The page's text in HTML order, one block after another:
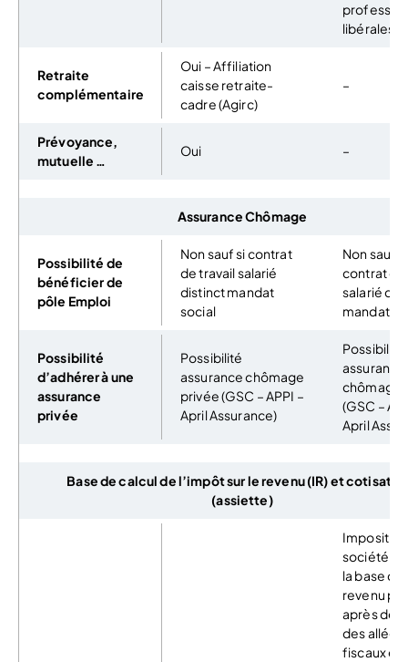
libérales
Retraite
complémentaire
Oui – Affiliation
caisse retraite-
cadre (Agirc)
–
Prévoyance,
mutuelle …
Oui –
Assurance Chômage
Possibilité de
bénéficier de
pôle Emploi
Non sauf si contrat
de travail salarié
distinct mandat
social
Non sauf si
contrat de
salarié
mandat
Possibilité
d’adhérer à une
assurance
privée
Possibilité
assurance chômage
privée (GSC – APPI –
April Assurance)
Possibilité
assurance
chômage
(GSC –
April
Base de calcul de l’impôt sur le revenu (IR) et
(assiette)
Imposition
société à
la base du
revenu
après
des
fiscaux et